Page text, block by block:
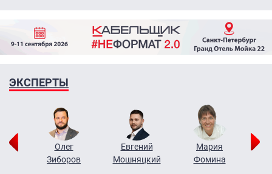
ЭКСПЕРТЫ
Олег
Зиборов
Евгений
Мошняцкий
Мария
Фомина